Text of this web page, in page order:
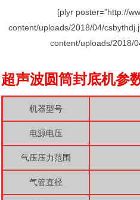
[plyr poster=”http://
content/uploads/2018/04/
content/uploads/2018/
超声波圆筒封底机参
机器型号
电源电压
气压压力范围
气管直径